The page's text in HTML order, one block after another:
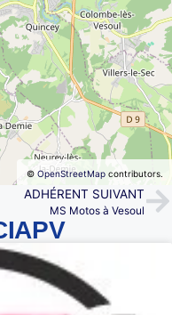
© OpenStreetMapcontributors.
ADHÉRENT SUIVANT
MS Motos à Vesoul